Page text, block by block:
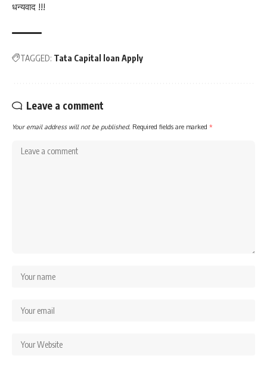
धन्यवाद !!!
TAGGED: Tata Capital loan Apply
Leave a comment
Your email address will not be published. Required fields are marked *